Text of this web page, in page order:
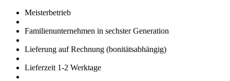
Meister­betrieb
Familien­unter­nehmen in sechster Gene­ration
Lieferung auf Rech­nung (bonitätsabhängig)
Liefer­zeit 1-2 Werk­tage